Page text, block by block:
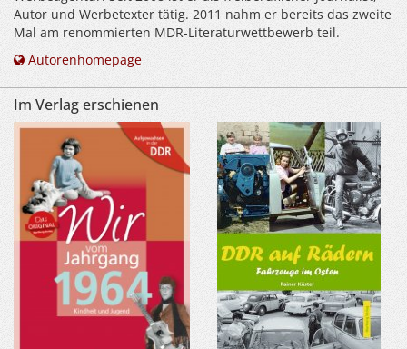
Autor und Werbetexter tätig. 2011 nahm er bereits das zweite
Mal am renommierten MDR-Literaturwettbewerb teil.
Autorenhomepage
Im Verlag erschienen